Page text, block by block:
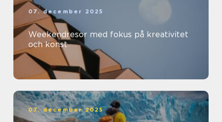
07. december 2025
Weekendresor med fokus på kreativitet
och konst
07. december 2025